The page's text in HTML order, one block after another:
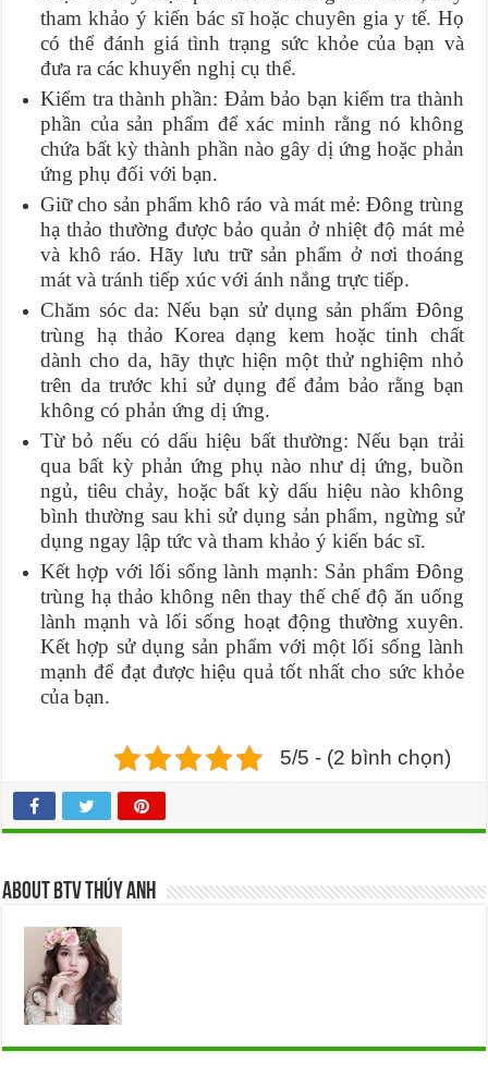
tham khảo ý kiến bác sĩ hoặc chuyên gia y tế. Họ
có thể đánh giá tình trạng sức khỏe của bạn và
đưa ra các khuyến nghị cụ thể.
Kiểm tra thành phần: Đảm bảo bạn kiểm tra thành
phần của sản phẩm để xác minh rằng nó không
chứa bất kỳ thành phần nào gây dị ứng hoặc phản
ứng phụ đối với bạn.
Giữ cho sản phẩm khô ráo và mát mẻ: Đông trùng
hạ thảo thường được bảo quản ở nhiệt độ mát mẻ
và khô ráo. Hãy lưu trữ sản phẩm ở nơi thoáng
mát và tránh tiếp xúc với ánh nắng trực tiếp.
Chăm sóc da: Nếu bạn sử dụng sản phẩm Đông
trùng hạ thảo Korea dạng kem hoặc tinh chất
dành cho da, hãy thực hiện một thử nghiệm nhỏ
trên da trước khi sử dụng để đảm bảo rằng bạn
không có phản ứng dị ứng.
Từ bỏ nếu có dấu hiệu bất thường: Nếu bạn trải
qua bất kỳ phản ứng phụ nào như dị ứng, buồn
ngủ, tiêu chảy, hoặc bất kỳ dấu hiệu nào không
bình thường sau khi sử dụng sản phẩm, ngừng sử
dụng ngay lập tức và tham khảo ý kiến bác sĩ.
Kết hợp với lối sống lành mạnh: Sản phẩm Đông
trùng hạ thảo không nên thay thế chế độ ăn uống
lành mạnh và lối sống hoạt động thường xuyên.
Kết hợp sử dụng sản phẩm với một lối sống lành
mạnh để đạt được hiệu quả tốt nhất cho sức khỏe
của bạn.
5/5 - (2 bình chọn)
About BTV Thúy Anh